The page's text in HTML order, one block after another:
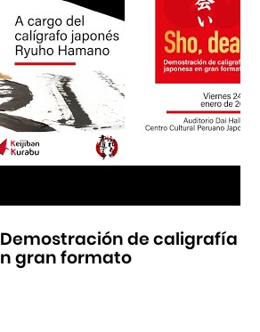
Demostración de caligrafía
gran formato